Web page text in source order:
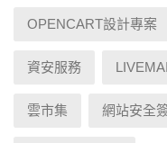
OPENCART設計專案
資安服務
雲市集 網站安全